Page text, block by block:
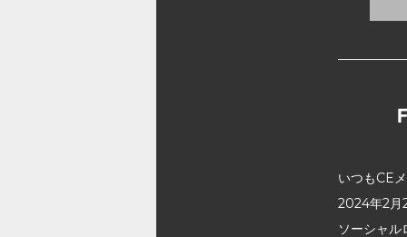
いつもCE
2024年2月
ソーシャ